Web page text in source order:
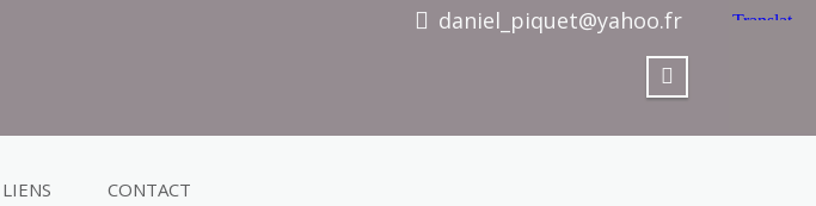
daniel_piquet@yahoo.fr
LIENS CONTACT